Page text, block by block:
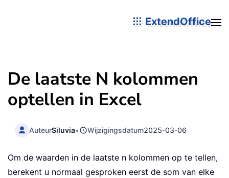
ExtendOffice
De laatste N kolommen
optellen in Excel
AuteurSiluvia• Wijzigingsdatum2025-03-06
Om de waarden in de laatste n kolommen op te tellen,
berekent u normaal gesproken eerst de som van elke